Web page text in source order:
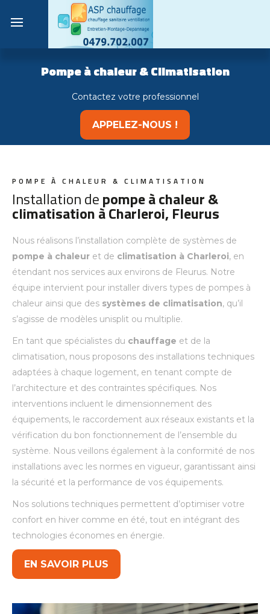
Pompe à chaleur & Climatisation
Contactez votre professionnel
APPELEZ-NOUS !
POMPE À CHALEUR & CLIMATISATION
Installation depompe à chaleur &
climatisation à Charleroi, Fleurus
Nous réalisons l’installation complète de systèmes de
pompe à chaleur et de climatisation à Charleroi, en
étendant nos services aux environs de Fleurus. Notre
équipe intervient pour installer divers types de pompes à
chaleur ainsi que des systèmes de climatisation, qu’il
s’agisse de modèles unisplit ou multiplie.
En tant que spécialistes du chauffage et de la
climatisation, nous proposons des installations techniques
adaptées à chaque logement, en tenant compte de
l’architecture et des contraintes spécifiques. Nos
interventions incluent le dimensionnement des
équipements, le raccordement aux réseaux existants et la
vérification du bon fonctionnement de l’ensemble du
système. Nous veillons également à la conformité de nos
installations avec les normes en vigueur, garantissant ainsi
la sécurité et la performance de vos équipements.
Nos solutions techniques permettent d’optimiser votre
confort en hiver comme en été, tout en intégrant des
technologies économes en énergie.
EN SAVOIR PLUS